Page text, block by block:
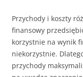
Przychody i koszty
finansowy
korzystnie na wynik
niekorzystnie.
przychody